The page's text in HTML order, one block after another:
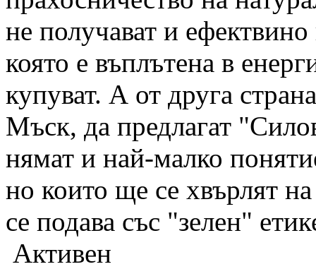
не получават и
която е въплътена в
купуват. А от друга
Мъск, да предлагат
нямат и най-малко
но които ще се хвърлят
се подава със "зелен"
Активен